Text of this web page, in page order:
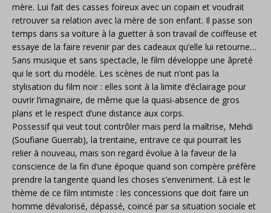
mère. Lui fait des casses foireux avec un copain et voudrait
retrouver sa relation avec la mère de son enfant. Il passe son
temps dans sa voiture à la guetter à son travail de coiffeuse et
essaye de la faire revenir par des cadeaux qu’elle lui retourne…
Sans musique et sans spectacle, le film développe une âpreté
qui le sort du modèle. Les scènes de nuit n’ont pas la
stylisation du film noir : elles sont à la limite d’éclairage pour
ouvrir l’imaginaire, de même que la quasi-absence de gros
plans et le respect d’une distance aux corps.
Possessif qui veut tout contrôler mais perd la maîtrise, Mehdi
(Soufiane Guerrab), la trentaine, entrave ce qui pourrait les
relier à nouveau, mais son regard évolue à la faveur de la
conscience de la fin d’une époque quand son compère préfère
prendre la tangente quand les choses s’enveniment. Là est le
thème de ce film intimiste : les concessions que doit faire un
homme dévalorisé, dépassé, coincé par sa situation sociale et